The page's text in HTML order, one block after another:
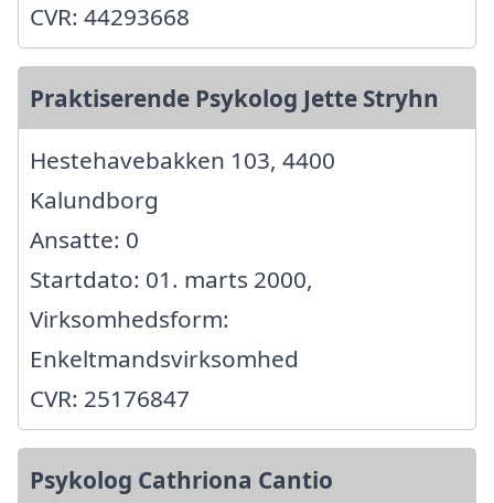
CVR: 44293668
Praktiserende Psykolog Jette Stryhn
Hestehavebakken 103, 4400
Kalundborg
Ansatte: 0
Startdato: 01. marts 2000,
Virksomhedsform:
Enkeltmandsvirksomhed
CVR: 25176847
Psykolog Cathriona Cantio